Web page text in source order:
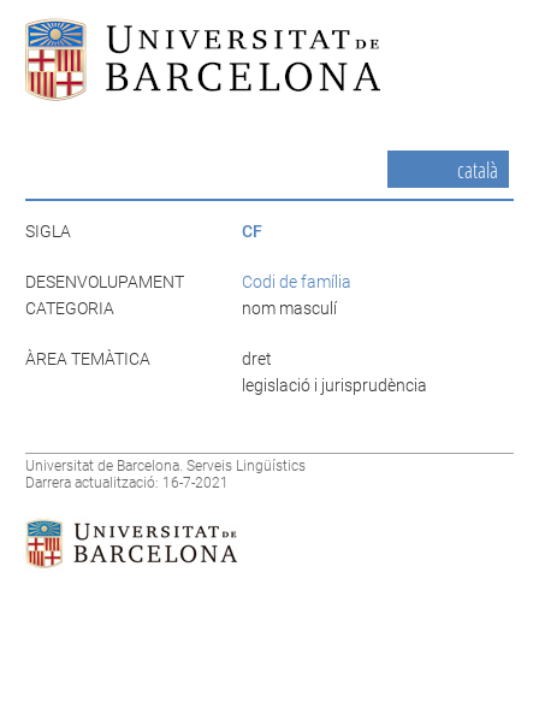
català
SIGLA CF
DESENVOLUPAMENT
Codi de família
CATEGORIA
nom masculí
ÀREA TEMÀTICA
dret
legislació i jurisprudència
Universitat de Barcelona. Serveis Lingüístics
Darrera actualització: 16-7-2021